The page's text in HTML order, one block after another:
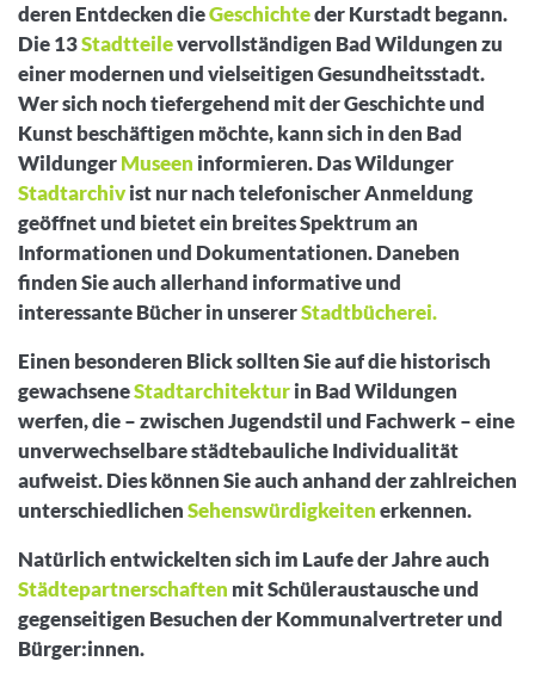
deren Entdecken dieGeschichteder Kurstadt begann.
Die 13Stadtteilevervollständigen Bad Wildungen zu
einer modernen und vielseitigen Gesundheitsstadt.
Wer sich noch tiefergehend mit der Geschichte und
Kunst beschäftigen möchte, kann sich in den Bad
WildungerMuseen informieren. Das Wildunger
Stadtarchivist nur nach telefonischer Anmeldung
geöffnet und bietet ein breites Spektrum an
Informationen und Dokumentationen. Daneben
finden Sie auch allerhand informative und
interessante Bücher in unsererStadtbücherei.
Einen besonderen Blick sollten Sie auf die historisch
gewachseneStadtarchitekturin Bad Wildungen
werfen, die – zwischen Jugendstil und Fachwerk – eine
unverwechselbare städtebauliche Individualität
aufweist. Dies können Sie auch anhand der zahlreichen
unterschiedlichenSehenswürdigkeitenerkennen.
Natürlich entwickelten sich im Laufe der Jahre auch
Städtepartnerschaften mit Schüleraustausche und
gegenseitigen Besuchen der Kommunalvertreter und
Bürger:innen.